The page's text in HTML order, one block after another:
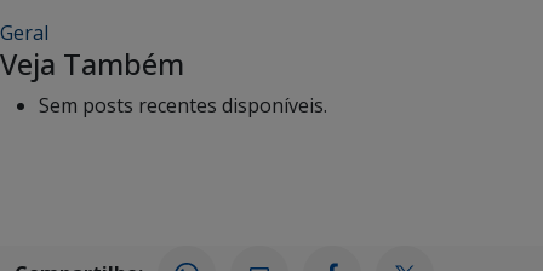
Geral
Veja Também
Sem posts recentes disponíveis.